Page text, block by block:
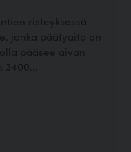
risteyksessä
jonka päätyaita on
pääsee aivan